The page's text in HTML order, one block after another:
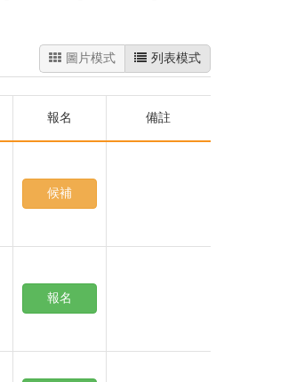
圖片模式 列表模式
報名 備註
候補
報名